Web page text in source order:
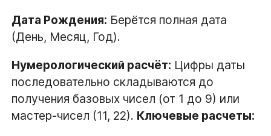
Дата Рождения: Берётся полная дата
(День, Месяц, Год).
Нумерологический расчёт: Цифры даты
последовательно складываются до
получения базовых чисел (от 1 до 9) или
мастер-чисел (11, 22). Ключевые расчеты: